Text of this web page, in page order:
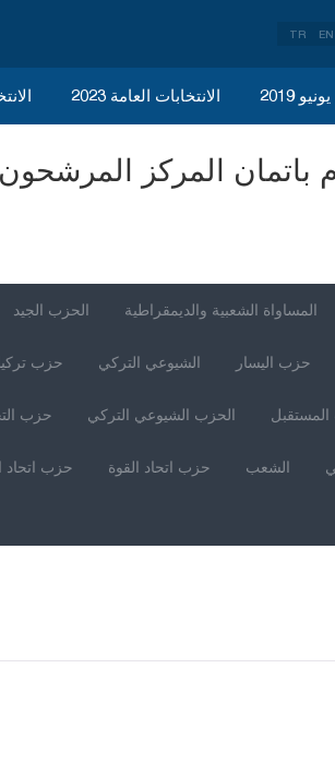
TR EN
الانتخابات العامة 2023 2019
الحزب الجيد المساواة الشعبية والديمقراطية
حزب الشيوعي التركي حزب اليسار
حزب الحزب الشيوعي التركي
حزب اتحاد حزب اتحاد القوة الشعب